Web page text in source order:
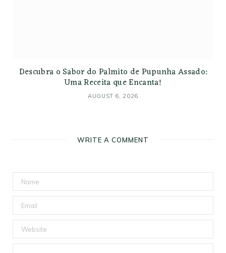
Descubra o Sabor do Palmito de Pupunha Assado:
Uma Receita que Encanta!
AUGUST 6, 2026
WRITE A COMMENT